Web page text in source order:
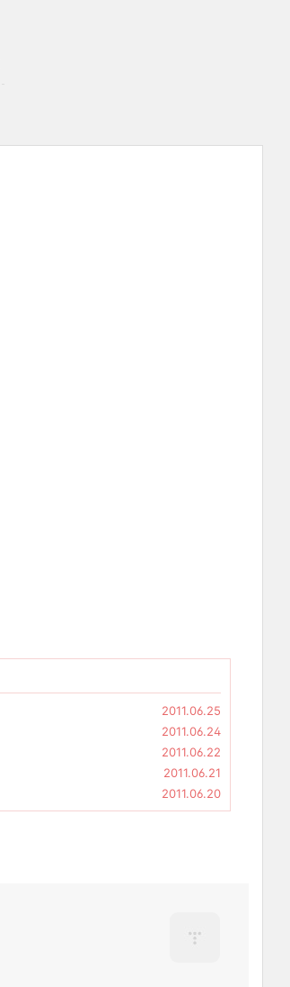
2011.06.25
2011.06.24
2011.06.22
2011.06.21
2011.06.20